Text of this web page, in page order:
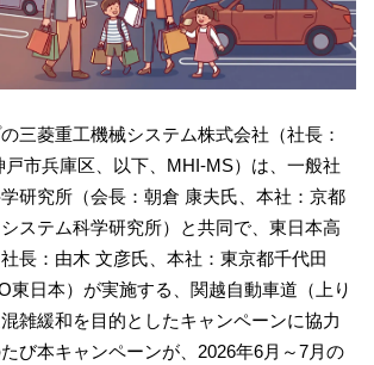
三菱重工機械システム株式会社（社長：
市兵庫区、以下、MHI-MS）は、一般社
研究所（会長：朝倉 康夫氏、本社：京都
ステム科学研究所）と共同で、東日本高
長：由木 文彦氏、本社：東京都千代田
東日本）が実施する、関越自動車道（上り
雑緩和を目的としたキャンペーンに協力
び本キャンペーンが、2026年6月～7月の